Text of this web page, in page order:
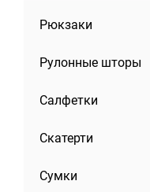
Рюкзаки
Рулонные шторы
Салфетки
Скатерти
Сумки